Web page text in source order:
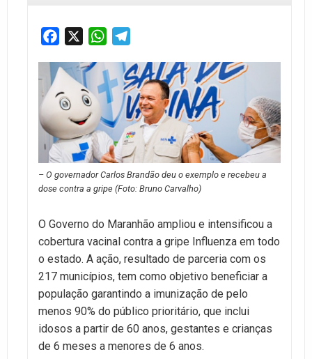
Facebook WhatsApp
– O governador Carlos Brandão deu o exemplo e recebeu a
dose contra a gripe (Foto: Bruno Carvalho)
O Governo do Maranhão ampliou e intensificou a
cobertura vacinal contra a gripe Influenza em todo
o estado. A ação, resultado de parceria com os
217 municípios, tem como objetivo beneficiar a
população garantindo a imunização de pelo
menos 90% do público prioritário, que inclui
idosos a partir de 60 anos, gestantes e crianças
de 6 meses a menores de 6 anos.